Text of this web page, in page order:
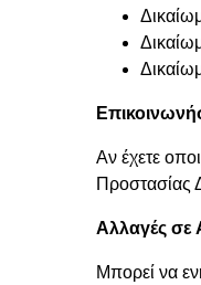
Αν έχετε
Προστασίας
Αλλαγές σε
Μπορεί να